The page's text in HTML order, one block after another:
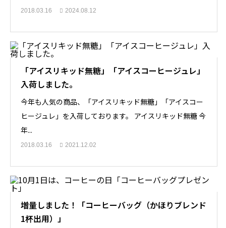
2018.03.16 2024.08.12
「アイスリキッド無糖」「アイスコーヒージュレ」
入荷しました。
今年も人気の商品、「アイスリキッド無糖」「アイスコー
ヒージュレ」を入荷しております。 アイスリキッド無糖 今
年...
2018.03.16 2021.12.02
増量しました！「コーヒーバッグ（かほりブレンド
1杯出用）」